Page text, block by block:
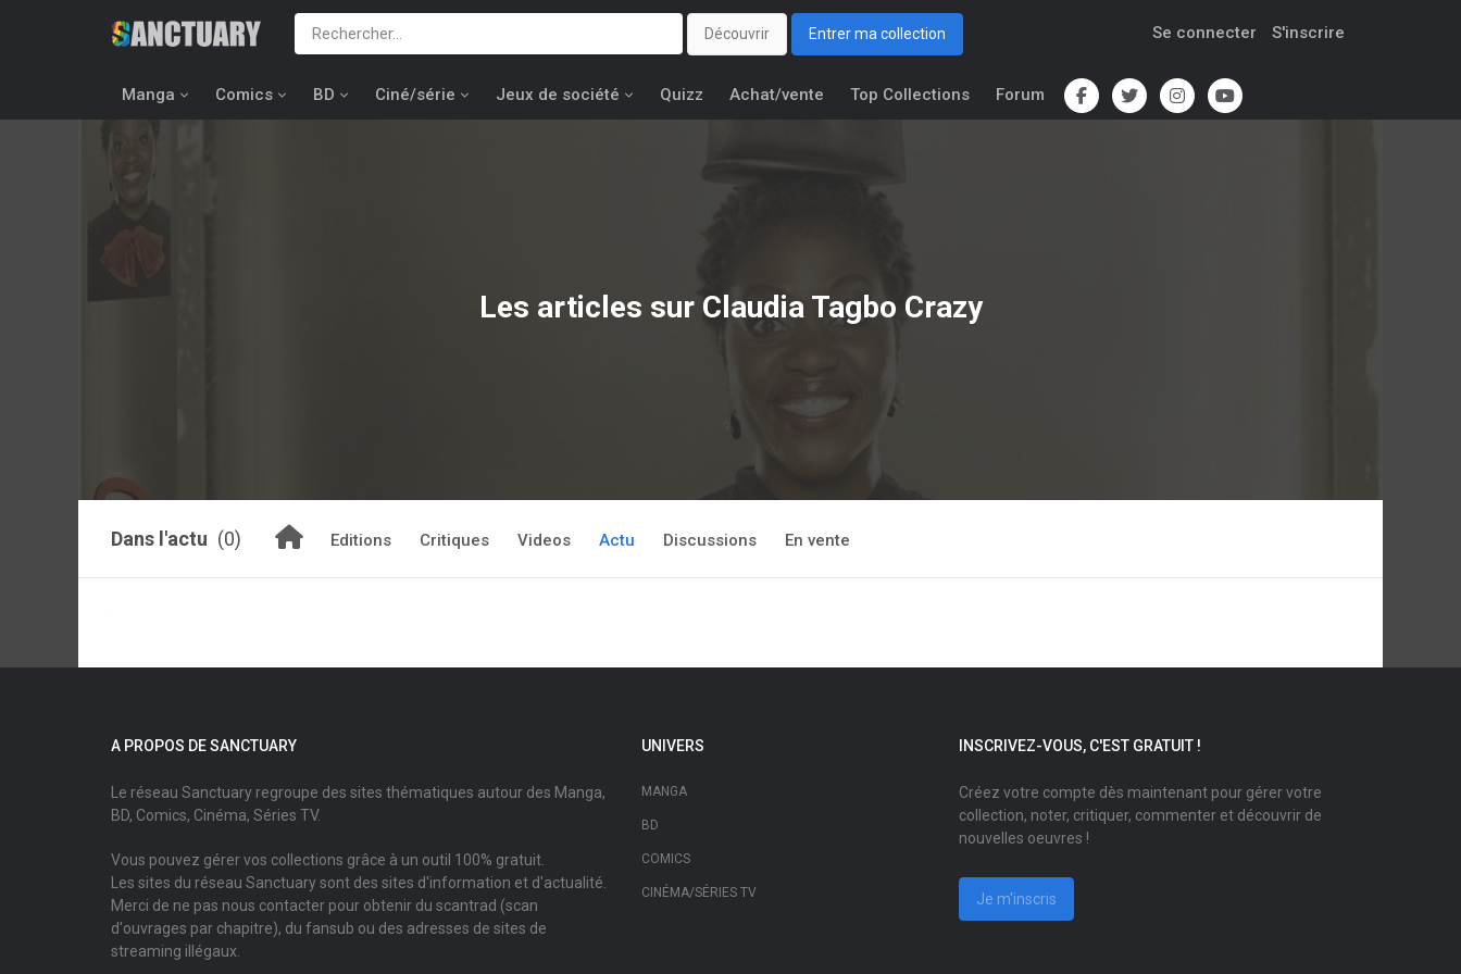
Découvrir Entrer ma collection Se connecter S'inscrire
Manga Comics BD Ciné/série Jeux de société Quizz Achat/vente Top Collections Forum
Les articles sur Claudia Tagbo Crazy
Dans l'actu (0) Editions Critiques Videos Actu Discussions En vente
A PROPOS DE SANCTUARY
Le réseau Sanctuary regroupe des sites thématiques autour des Manga,
BD, Comics, Cinéma, Séries TV.
Vous pouvez gérer vos collections grâce à un outil 100% gratuit.
Les sites du réseau Sanctuary sont des sites d'information et d'actualité.
Merci de ne pas nous contacter pour obtenir du scantrad (scan
d'ouvrages par chapitre), du fansub ou des adresses de sites de
streaming illégaux.
UNIVERS
MANGA
BD
COMICS
CINÉMA/SÉRIES TV
INSCRIVEZ-VOUS, C'EST GRATUIT !
Créez votre compte dès maintenant pour gérer votre
collection, noter, critiquer, commenter et découvrir de
nouvelles oeuvres !
Je m'inscris